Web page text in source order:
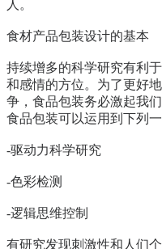
人。
食材产品包装设计的基本
持续增多的科学研究有利
和感情的方位。为了更好
争，食品包装务必激起我
食品包装可以运用到下列一
-驱动力科学研究
-色彩检测
-逻辑思维控制
有研究发现刺激性和人们